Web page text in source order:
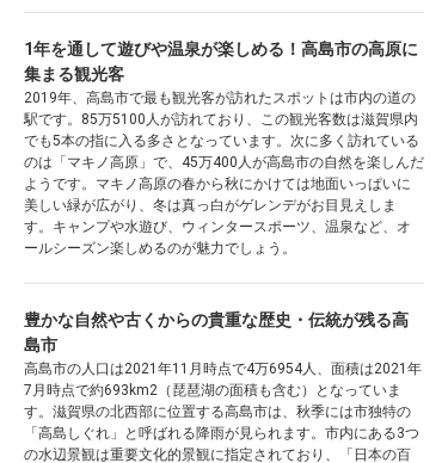
1年を通して遊びや温泉が楽しめる！高島市の高原に
集まる観光客
2019年、高島市で最も観光客が訪れたスポットは市内の道の
駅です。85万5100人が訪れており、この観光客数は滋賀県内
でも5本の指に入る多さとなっています。次に多く訪れている
のは「マキノ高原」で、45万400人が高島市の自然を楽しんだ
ようです。マキノ高原の春から秋にかけては地面いっぱいに
美しい緑が広がり、冬は真っ白がゲレンデがお目見えしま
す。キャンプや水遊び、ウィンタースポーツ、温泉など、オ
ールシーズン楽しめるのが魅力でしょう。
豊かな自然や古くからの貴重な歴史・伝統が残る高
島市
高島市の人口は2021年11月時点で4万6954人、面積は2021年
7月時点で約693km2（琵琶湖の面積も含む）となっていま
す。滋賀県の北西部に位置する高島市は、秋季には市独特の
「高島しぐれ」と呼ばれる降雨が見られます。市内にある3つ
の水辺景観は重要文化的景観に指定されており、「日本の百